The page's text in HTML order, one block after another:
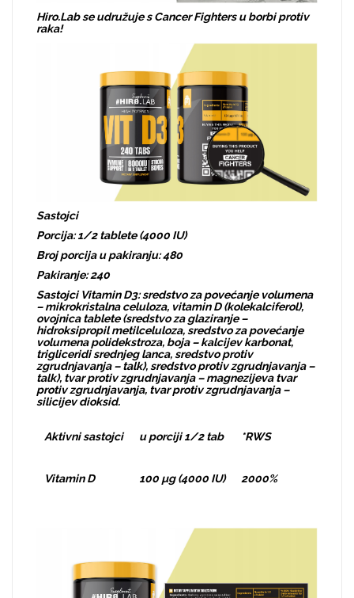
Hiro.Lab se udružuje s Cancer Fighters u borbi protiv
raka!
Sastojci
Porcija: 1/2 tablete (4000 IU)
Broj porcija u pakiranju: 480
Pakiranje: 240
Sastojci Vitamin D3: sredstvo za povećanje volumena
– mikrokristalna celuloza, vitamin D (kolekalciferol),
ovojnica tablete (sredstvo za glaziranje –
hidroksipropil metilceluloza, sredstvo za povećanje
volumena polidekstroza, boja – kalcijev karbonat,
trigliceridi srednjeg lanca, sredstvo protiv
zgrudnjavanja – talk), sredstvo protiv zgrudnjavanja –
talk), tvar protiv zgrudnjavanja – magnezijeva tvar
protiv zgrudnjavanja, tvar protiv zgrudnjavanja –
silicijev dioksid.
Aktivni sastojci u porciji 1/2 tab *RWS
Vitamin D 100 µg (4000 IU) 2000%